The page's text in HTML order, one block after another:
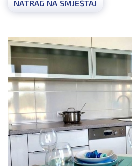
NATRAG NA SMJEŠTAJ